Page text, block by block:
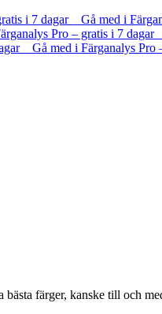
i 7 dagar Gå med i
Pro – gratis i 7
Gå med i Färganalys
färger, kanske till och